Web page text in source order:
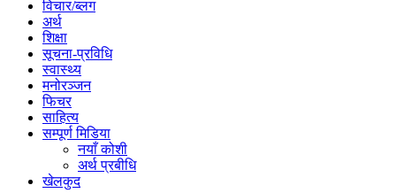
विचार/ब्लग
अर्थ
शिक्षा
सूचना-प्रविधि
स्वास्थ्य
मनोरञ्जन
फिचर
साहित्य
सम्पूर्ण मिडिया
नयाँ कोशी
अर्थ प्रबीधि
खेलकुद